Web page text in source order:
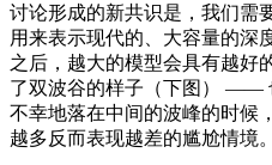
讨论形成的新共识是，我们需
用来表示现代的、大容量的深
之后，越大的模型会具有越好
了双波谷的样子（下图） ——
不幸地落在中间的波峰的时候
越多反而表现越差的尴尬情境。